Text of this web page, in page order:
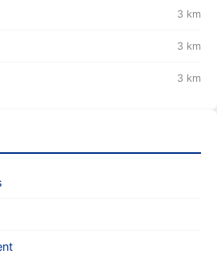
3 km
3 km
3 km